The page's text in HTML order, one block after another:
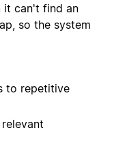
it can't find an
so the system
to repetitive